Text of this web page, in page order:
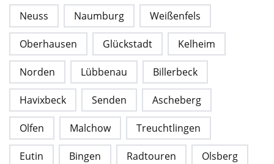
Neuss Naumburg Weißenfels
Oberhausen Glückstadt Kelheim
Norden Lübbenau Billerbeck
Havixbeck Senden Ascheberg
Olfen Malchow Treuchtlingen
Eutin Bingen Radtouren Olsberg